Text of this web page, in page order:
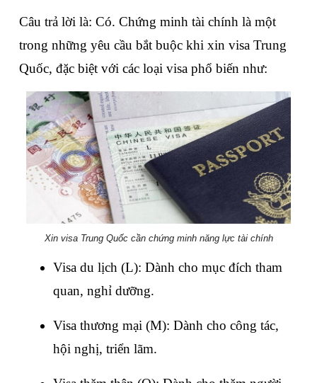
Câu trả lời là: Có. Chứng minh tài chính là một
trong những yêu cầu bắt buộc khi xin visa Trung
Quốc, đặc biệt với các loại visa phổ biến như:
Xin visa Trung Quốc cần chứng minh năng lực tài chính
Visa du lịch (L): Dành cho mục đích tham
quan, nghỉ dưỡng.
Visa thương mại (M): Dành cho công tác,
hội nghị, triển lãm.